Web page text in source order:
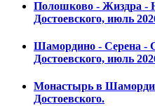
Полошково - Жиздра -
Достоевского, июль
Шамордино - Серена -
Достоевского, июль
Монастырь в
Достоевского.